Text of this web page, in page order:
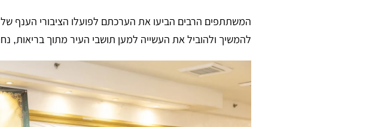
​המשתתפים הרבים הביעו את הערכתם לפועלו הציבורי הענף של
להמשיך ולהוביל את העשייה למען תושבי העיר מתוך בריאות,